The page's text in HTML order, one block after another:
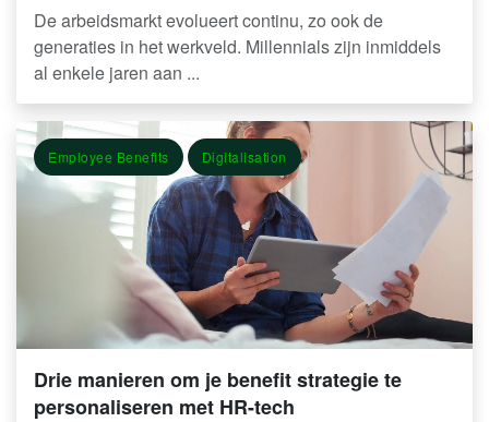
De arbeidsmarkt evolueert continu, zo ook de
generaties in het werkveld. Millennials zijn inmiddels
al enkele jaren aan ...
Employee Benefits Digitalisation
Drie manieren om je benefit strategie te
personaliseren met HR-tech